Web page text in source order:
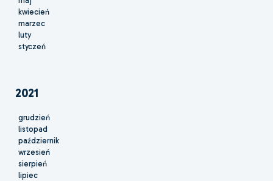
kwiecień
marzec
luty
styczeń
2021
grudzień
listopad
październik
wrzesień
sierpień
lipiec